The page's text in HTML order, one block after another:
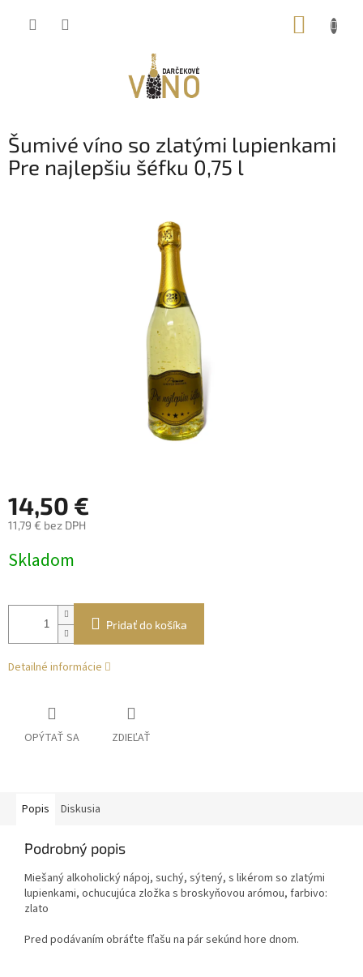
Šumivé víno so zlatými lupienkami
Pre najlepšiu šéfku 0,75 l
14,50 €
11,79 € bez DPH
cena:
Skladom
Pridať do košíka
Detailné informácie
OPÝTAŤ SA ZDIEĽAŤ
Popis Diskusia
Podrobný popis
Miešaný alkoholický nápoj, suchý, sýtený, s likérom so zlatými
lupienkami, ochucujúca zložka s broskyňovou arómou, farbivo:
zlato
Pred podávaním obráťte fľašu na pár sekúnd hore dnom.